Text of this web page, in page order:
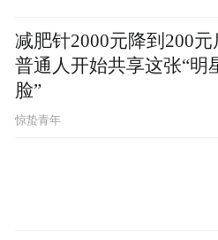
布，本平台仅提供信息存储空
Notice: The content above
pictures and audios if any)
by the user of Dafeng Hao,
platform and merely
减肥针2000元降到200元
普通人开始共享这张“明
脸”
惊蛰青年